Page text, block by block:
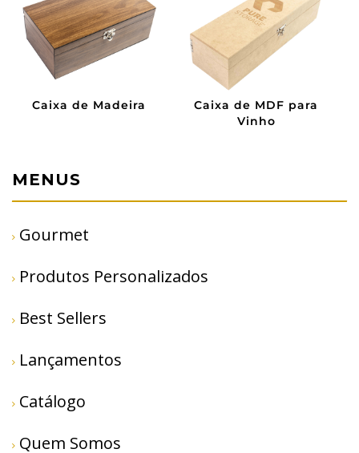
Caixa de Madeira
Caixa de MDF para
Vinho
MENUS
Gourmet
Produtos Personalizados
Best Sellers
Lançamentos
Catálogo
Quem Somos